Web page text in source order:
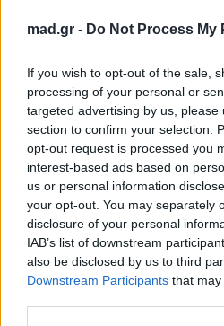
mad.gr - Do Not Process
If you wish to opt-out of the sale,
processing of your personal or
targeted advertising by us, please
section to confirm your selection.
opt-out request is processed you
interest-based ads based on
us or personal information
your opt-out. You may separately
disclosure of your personal
IAB’s list of downstream
also be disclosed by us to third
Downstream Participants that
Life
Πού να μην
κολυμπήσεις στην
ακατάλληλες παραλίες